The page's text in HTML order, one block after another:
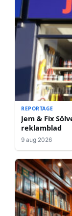
REPORTAGE
Jem & Fix
reklamblad
9 aug 2026